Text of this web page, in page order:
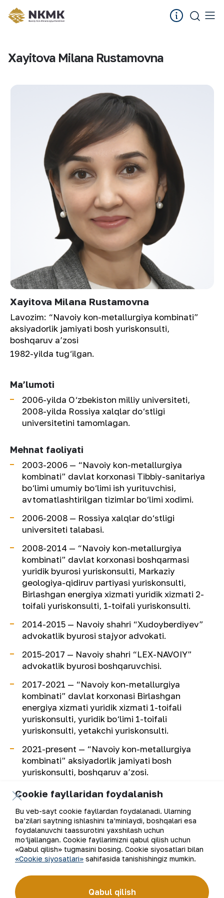
Xayitova Milana Rustamovna
Xayitova Milana Rustamovna
Lavozim: “Navoiy kon-metallurgiya kombinati”
aksiyadorlik jamiyati bosh yuriskonsulti,
boshqaruv a’zosi
1982-yilda tug‘ilgan.
Ma’lumoti
2006-yilda O‘zbekiston milliy universiteti,
2008-yilda Rossiya xalqlar do‘stligi
universitetini tamomlagan.
Mehnat faoliyati
2003-2006 — “Navoiy kon-metallurgiya
kombinati” davlat korxonasi Tibbiy-sanitariya
bo‘limi umumiy bo‘limi ish yurituvchisi,
avtomatlashtirilgan tizimlar bo‘limi xodimi.
2006-2008 — Rossiya xalqlar do‘stligi
universiteti talabasi.
2008-2014 — “Navoiy kon-metallurgiya
kombinati” davlat korxonasi boshqarmasi
yuridik byurosi yuriskonsulti, Markaziy
geologiya-qidiruv partiyasi yuriskonsulti,
Birlashgan energiya xizmati yuridik xizmati 2-
toifali yuriskonsulti, 1-toifali yuriskonsulti.
2014-2015 — Navoiy shahri “Xudoyberdiyev”
advokatlik byurosi stajyor advokati.
2015-2017 — Navoiy shahri “LEX-NAVOIY”
advokatlik byurosi boshqaruvchisi.
2017-2021 — “Navoiy kon-metallurgiya
kombinati” davlat korxonasi Birlashgan
energiya xizmati yuridik xizmati 1-toifali
yuriskonsulti, yuridik bo‘limi 1-toifali
yuriskonsulti, yetakchi yuriskonsulti.
2021-present — “Navoiy kon-metallurgiya
kombinati” aksiyadorlik jamiyati bosh
yuriskonsulti, boshqaruv a’zosi.
Ro‘yxatga qaytish
Elektron pochta manzili
Cookie fayllaridan foydalanish
Bu veb-sayt cookie fayllardan foydalanadi. Ularning
ba’zilari saytning ishlashini ta’minlaydi, boshqalari esa
foydalanuvchi taassurotini yaxshilash uchun
mo‘ljallangan. Cookie fayllarimizni qabul qilish uchun
«Qabul qilish» tugmasini bosing. Cookie siyosatlari bilan
«Cookie siyosatlari» sahifasida tanishishingiz mumkin.
Qabul qilish